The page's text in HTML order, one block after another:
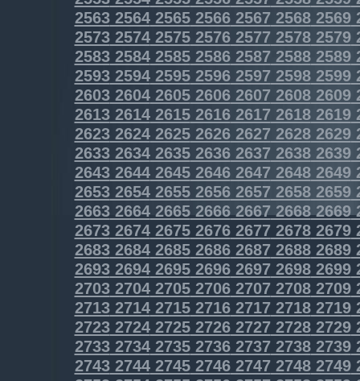
2563256425652566256725682569
25732574257525762577 25782579
25832584258525862587 25882589
25932594259525962597 25982599
26032604260526062607 26082609
26132614261526162617 26182619
26232624262526262627 26282629
26332634263526362637 26382639
26432644264526462647 26482649
26532654265526562657 26582659
2663266426652666266726682669
2673267426752676267726782679
2683268426852686268726882689
2693269426952696269726982699
2703270427052706270727082709
2713271427152716271727182719
2723272427252726272727282729
2733273427352736273727382739
2743274427452746274727482749